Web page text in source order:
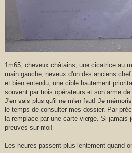
1m65, cheveux châtains, une cicatrice au
main gauche, neveux d'un des anciens
et bien entendu, une cible hautement
souvent par trois opérateurs et son arme
J'en sais plus qu'il ne m'en faut! Je
le temps de consulter mes dossier. Par
la remplace par une carte vierge. Si jamais
preuves sur moi!
Les heures passent plus lentement quand